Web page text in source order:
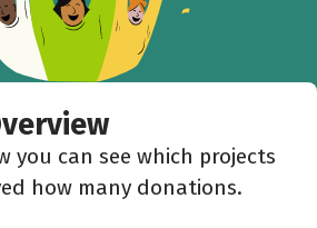
you can see which projects
how many donations.